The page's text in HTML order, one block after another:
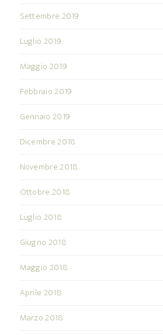
Settembre 2019
Luglio 2019
Maggio 2019
Febbraio 2019
Gennaio 2019
Dicembre 2018
Novembre 2018
Ottobre 2018
Luglio 2018
Giugno 2018
Maggio 2018
Aprile 2018
Marzo 2018